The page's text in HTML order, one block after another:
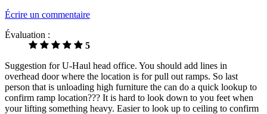
Écrire un commentaire
Évaluation :
5
Suggestion for U-Haul head office. You should add lines in
overhead door where the location is for pull out ramps. So last
person that is unloading high furniture the can do a quick lookup to
confirm ramp location??? It is hard to look down to you feet when
your lifting something heavy. Easier to look up to ceiling to confirm